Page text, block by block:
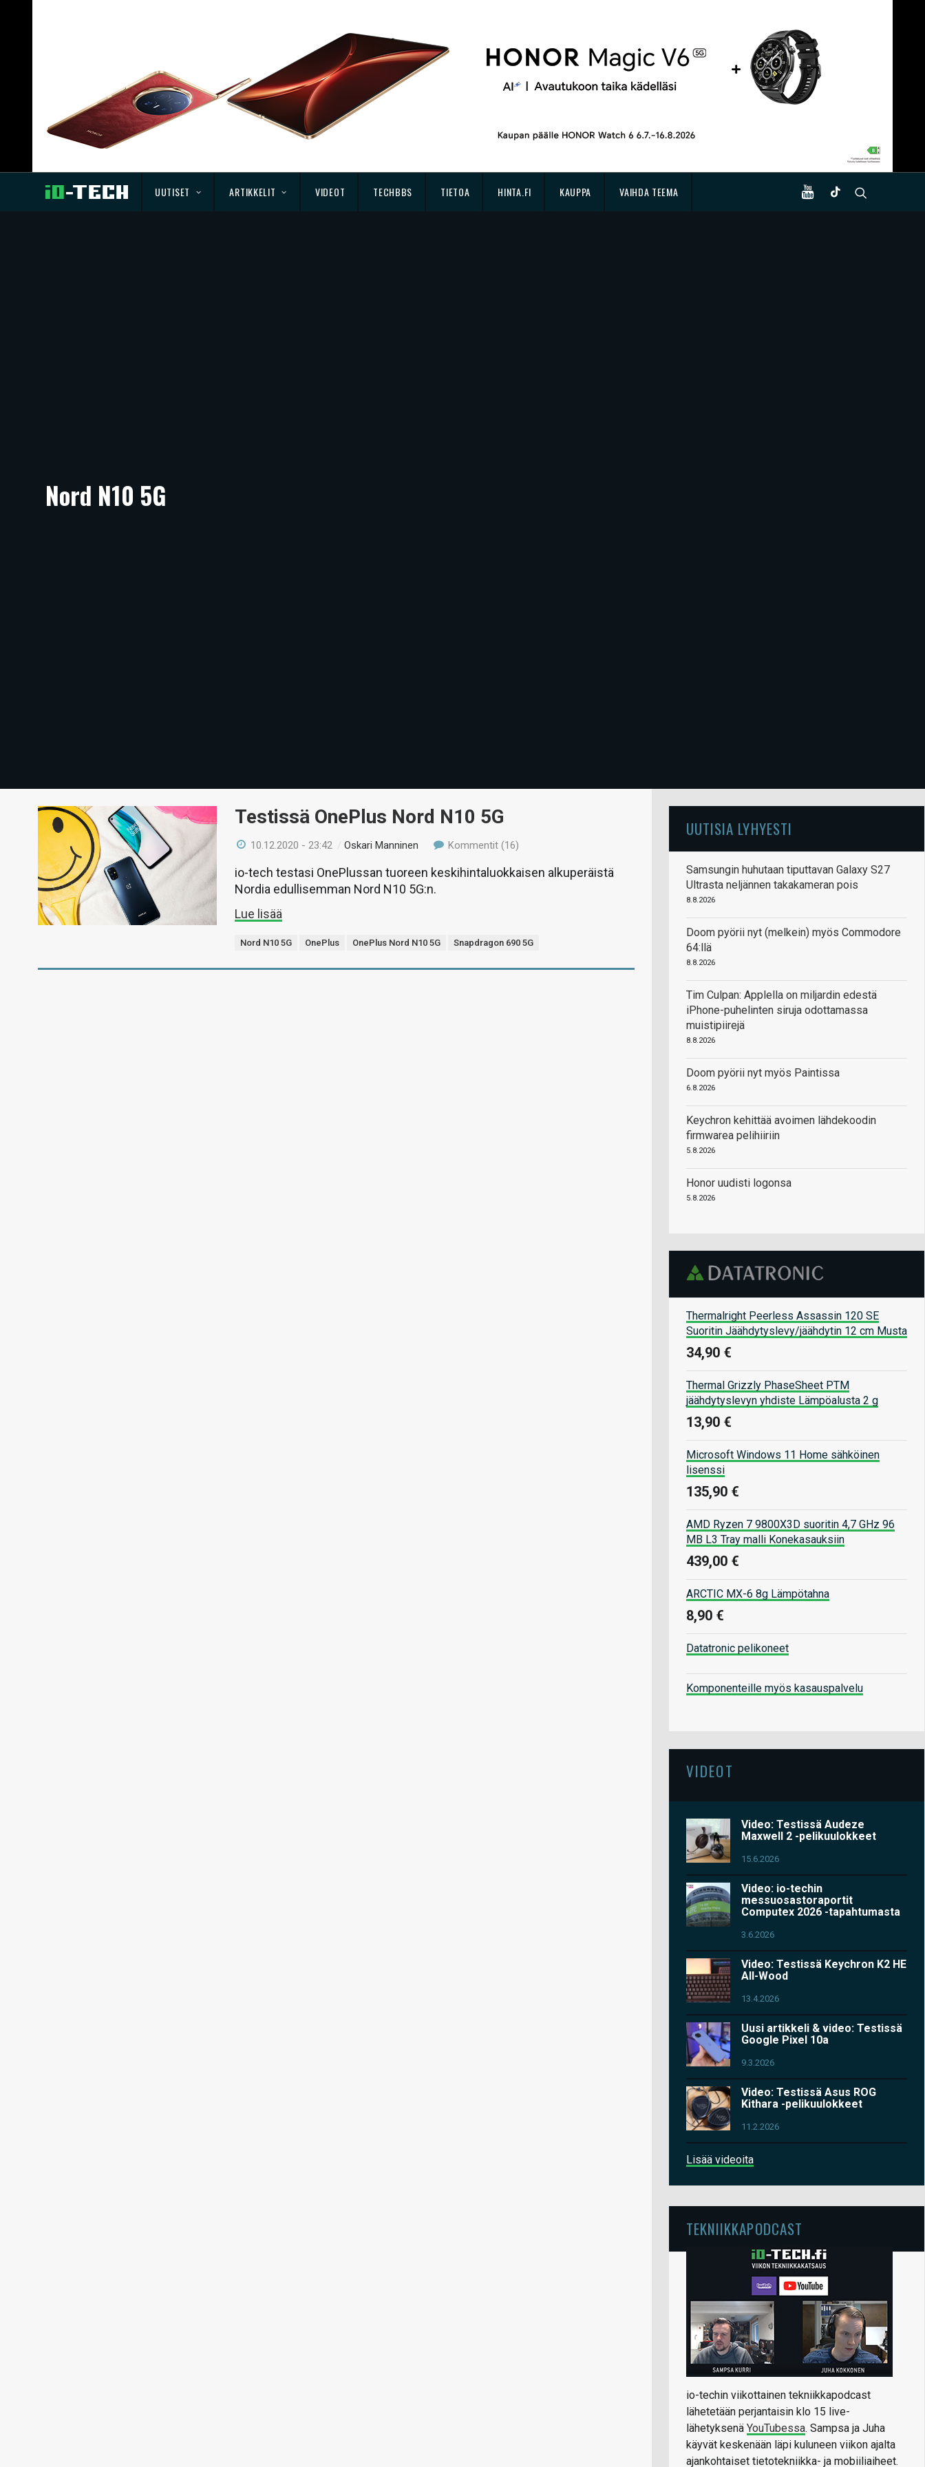
UUTISET ARTIKKELIT VIDEOT TECHBBS TIETOA HINTA.FI KAUPPA VAIHDA TEEMA
Nord N10 5G
Testissä OnePlus Nord N10 5G
10.12.2020 - 23:42 /Oskari Manninen Kommentit (16)
io-tech testasi OnePlussan tuoreen keskihintaluokkaisen alkuperäistä
Nordia edullisemman Nord N10 5G:n.
Lue lisää
Nord N10 5G OnePlus OnePlus Nord N10 5G Snapdragon 690 5G
UUTISIA LYHYESTI
Samsungin huhutaan tiputtavan Galaxy S27
Ultrasta neljännen takakameran pois
8.8.2026
Doom pyörii nyt (melkein) myös Commodore
64:llä
8.8.2026
Tim Culpan: Applella on miljardin edestä
iPhone-puhelinten siruja odottamassa
muistipiirejä
8.8.2026
Doom pyörii nyt myös Paintissa
6.8.2026
Keychron kehittää avoimen lähdekoodin
firmwarea pelihiiriin
5.8.2026
Honor uudisti logonsa
5.8.2026
Thermalright Peerless Assassin 120 SE
Suoritin Jäähdytyslevy/jäähdytin 12 cm Musta
34,90 €
Thermal Grizzly PhaseSheet PTM
jäähdytyslevyn yhdiste Lämpöalusta 2 g
13,90 €
Microsoft Windows 11 Home sähköinen
lisenssi
135,90 €
AMD Ryzen 7 9800X3D suoritin 4,7 GHz 96
MB L3 Tray malli Konekasauksiin
439,00 €
ARCTIC MX-6 8g Lämpötahna
8,90 €
Datatronic pelikoneet
Komponenteille myös kasauspalvelu
VIDEOT
Video: Testissä Audeze
Maxwell 2 -pelikuulokkeet
15.6.2026
Video: io-techin
messuosastoraportit
Computex 2026 -tapahtumasta
3.6.2026
Video: Testissä Keychron K2 HE
All-Wood
13.4.2026
Uusi artikkeli & video: Testissä
Google Pixel 10a
9.3.2026
Video: Testissä Asus ROG
Kithara -pelikuulokkeet
11.2.2026
Lisää videoita
TEKNIIKKAPODCAST
io-techin viikottainen tekniikkapodcast
lähetetään perjantaisin klo 15 live-
lähetyksenä YouTubessa. Sampsa ja Juha
käyvät keskenään läpi kuluneen viikon ajalta
ajankohtaiset tietotekniikka- ja mobiiliaiheet.